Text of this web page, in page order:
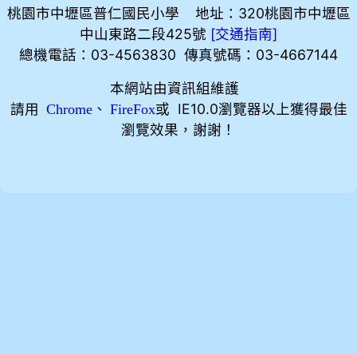
桃園市中壢區普仁國民小學 地址：320桃園市中壢區
中山東路二段425號 [交通指南]
總機電話：03-4563830 傳真號碼：03-4667144
本網站由資訊組維護
請用
Chrome、 FireFox或 IE10.0瀏覽器以上獲得最佳
瀏覽效果，謝謝！